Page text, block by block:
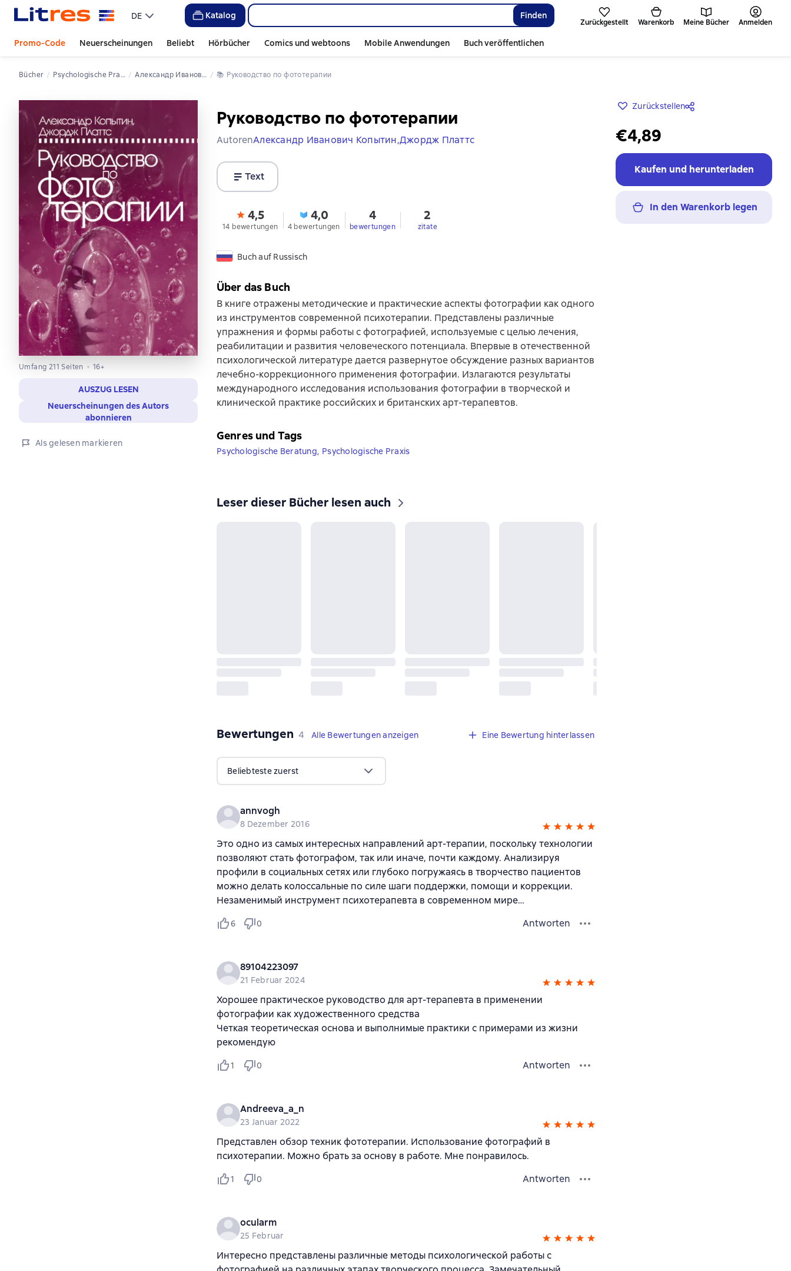
DE Katalog Finden
Zurückgestellt Warenkorb Meine Bücher Anmelden
Promo-Code Neuerscheinungen Beliebt Hörbücher Comics und webtoons Mobile Anwendungen Buch veröffentlichen
Bücher Psychologische Praxis Александр Иванович Копытин 📚 Руководство по фототерапии
Umfang 211 Seiten 16+
AUSZUG LESEN
Neuerscheinungen des Autors
abonnieren
Als gelesen markieren
Руководство по фототерапии
AutorenАлександр Иванович Копытин,Джордж Платтс
Text
4,5
14 bewertungen
4,0
4 bewertungen
4
bewertungen
2
zitate
Buch auf Russisch
Zurückstellen
€4,89
Kaufen und herunterladen
In den Warenkorb legen
Über das Buch
В книге отражены методические и практические аспекты фотографии как одного
из инструментов современной психотерапии. Представлены различные
упражнения и формы работы с фотографией, используемые с целью лечения,
реабилитации и развития человеческого потенциала. Впервые в отечественной
психологической литературе дается развернутое обсуждение разных вариантов
лечебно-коррекционного применения фотографии. Излагаются результаты
международного исследования использования фотографии в творческой и
клинической практике российских и британских арт-терапевтов.
Genres und Tags
Psychologische Beratung, Psychologische Praxis
Leser dieser Bücher lesen auch
Bewertungen 4 Bewertungen
4 Alle Bewertungen anzeigen Eine Bewertung hinterlassen
Beliebteste zuerst
annvogh
8 Dezember 2016
Это одно из самых интересных направлений арт-терапии, поскольку технологии
позволяют стать фотографом, так или иначе, почти каждому. Анализируя
профили в социальных сетях или глубоко погружаясь в творчество пациентов
можно делать колоссальные по силе шаги поддержки, помощи и коррекции.
Незаменимый инструмент психотерапевта в современном мире…
6 0 Antworten
89104223097
21 Februar 2024
Хорошее практическое руководство для арт-терапевта в применении
фотографии как художественного средства
Четкая теоретическая основа и выполнимые практики с примерами из жизни
рекомендую
1 0 Antworten
Andreeva_a_n
23 Januar 2022
Представлен обзор техник фототерапии. Использование фотографий в
психотерапии. Можно брать за основу в работе. Мне понравилось.
1 0 Antworten
ocularm
25 Februar
Интересно представлены различные методы психологической работы с